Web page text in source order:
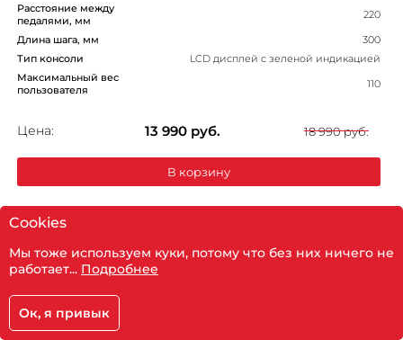
Каталог
Расстояние между
педалями, мм
220
Длина шага, мм
300
Тип консоли
LCD дисплей с зеленой индикацией
Максимальный вес
пользователя
110
Цена: 13 990 руб. 18 990 руб.
В корзину
Cookies
Мы тоже используем куки, потому что без них ничего не
работает... Подробнее
Ок, я привык